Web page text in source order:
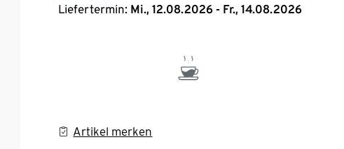
Liefertermin: Mi., 12.08.2026 - Fr., 14.08.2026
Artikel merken